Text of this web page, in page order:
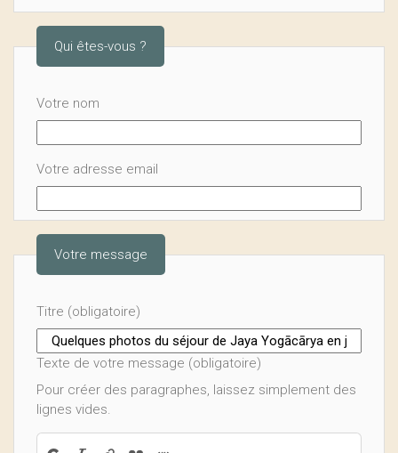
Qui êtes-vous ?
Votre nom
Votre adresse email
Votre message
Titre (obligatoire)
Texte de votre message (obligatoire)
Pour créer des paragraphes, laissez simplement des
lignes vides.